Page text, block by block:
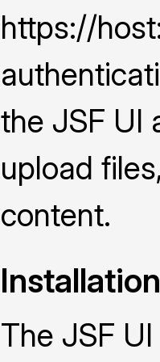
https://
the JSF UI
upload
content.
Installation
The JSF